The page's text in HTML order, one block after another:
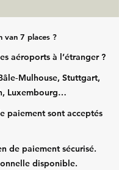
van 7 places ?
aéroports à l’étranger ?
Stuttgart,
Luxembourg…
paiement sont acceptés
de paiement sécurisé.
disponible.